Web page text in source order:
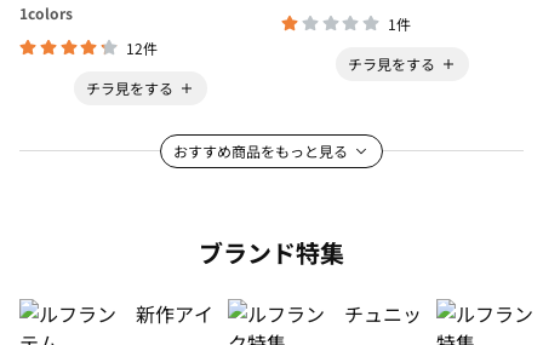
1colors
12件
チラ見をする
1件
チラ見をする
おすすめ商品をもっと見る
ブランド特集